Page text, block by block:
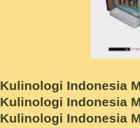
Kulinologi Indonesia
Kulinologi Indonesia
Kulinologi Indonesia